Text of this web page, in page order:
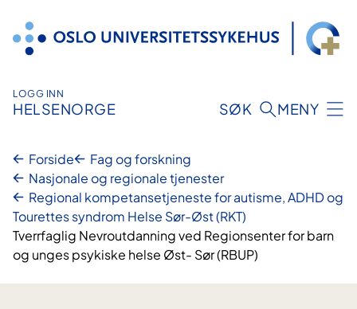
innhold
LOGG INN
HELSENORGE SØK MENY
Forside
Fag og forskning
Nasjonale og regionale tjenester
Regional kompetansetjeneste for autisme, ADHD og
Tourettes syndrom Helse Sør-Øst (RKT)
Tverrfaglig Nevroutdanning ved Regionsenter for barn
og unges psykiske helse Øst- Sør (RBUP)